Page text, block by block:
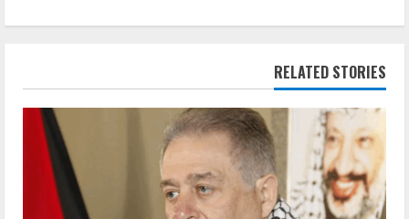
n
u
e
R
e
RELATED STORIES